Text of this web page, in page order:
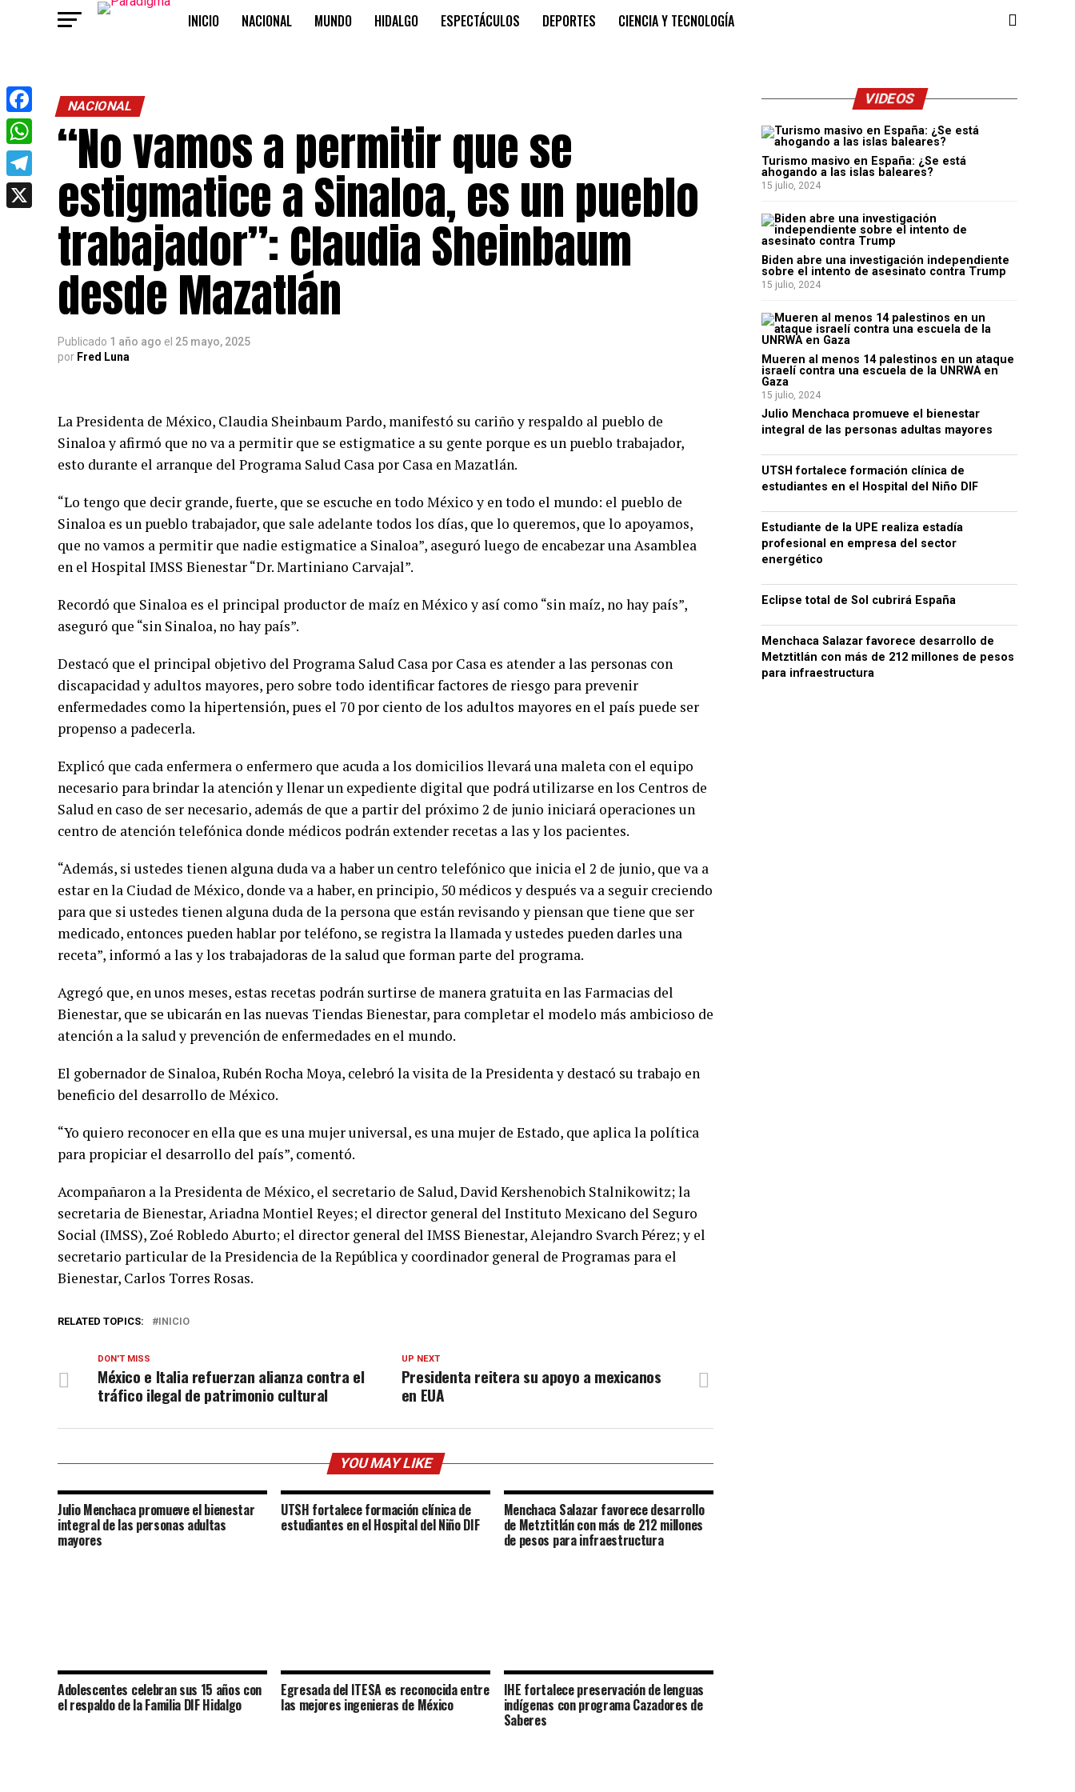
INICIO NACIONAL MUNDO HIDALGO ESPECTÁCULOS DEPORTES CIENCIA Y TECNOLOGÍA
NACIONAL
“No vamos a permitir que se
estigmatice a Sinaloa, es un pueblo
trabajador”: Claudia Sheinbaum
desde Mazatlán
Publicado 1 año ago el 25 mayo, 2025
por Fred Luna
La Presidenta de México, Claudia Sheinbaum Pardo, manifestó su cariño y respaldo al pueblo de
Sinaloa y afirmó que no va a permitir que se estigmatice a su gente porque es un pueblo trabajador,
esto durante el arranque del Programa Salud Casa por Casa en Mazatlán.
“Lo tengo que decir grande, fuerte, que se escuche en todo México y en todo el mundo: el pueblo de
Sinaloa es un pueblo trabajador, que sale adelante todos los días, que lo queremos, que lo apoyamos,
que no vamos a permitir que nadie estigmatice a Sinaloa”, aseguró luego de encabezar una Asamblea
en el Hospital IMSS Bienestar “Dr. Martiniano Carvajal”.
Recordó que Sinaloa es el principal productor de maíz en México y así como “sin maíz, no hay país”,
aseguró que “sin Sinaloa, no hay país”.
Destacó que el principal objetivo del Programa Salud Casa por Casa es atender a las personas con
discapacidad y adultos mayores, pero sobre todo identificar factores de riesgo para prevenir
enfermedades como la hipertensión, pues el 70 por ciento de los adultos mayores en el país puede ser
propenso a padecerla.
Explicó que cada enfermera o enfermero que acuda a los domicilios llevará una maleta con el equipo
necesario para brindar la atención y llenar un expediente digital que podrá utilizarse en los Centros de
Salud en caso de ser necesario, además de que a partir del próximo 2 de junio iniciará operaciones un
centro de atención telefónica donde médicos podrán extender recetas a las y los pacientes.
“Además, si ustedes tienen alguna duda va a haber un centro telefónico que inicia el 2 de junio, que va a
estar en la Ciudad de México, donde va a haber, en principio, 50 médicos y después va a seguir creciendo
para que si ustedes tienen alguna duda de la persona que están revisando y piensan que tiene que ser
medicado, entonces pueden hablar por teléfono, se registra la llamada y ustedes pueden darles una
receta”, informó a las y los trabajadoras de la salud que forman parte del programa.
Agregó que, en unos meses, estas recetas podrán surtirse de manera gratuita en las Farmacias del
Bienestar, que se ubicarán en las nuevas Tiendas Bienestar, para completar el modelo más ambicioso de
atención a la salud y prevención de enfermedades en el mundo.
El gobernador de Sinaloa, Rubén Rocha Moya, celebró la visita de la Presidenta y destacó su trabajo en
beneficio del desarrollo de México.
“Yo quiero reconocer en ella que es una mujer universal, es una mujer de Estado, que aplica la política
para propiciar el desarrollo del país”, comentó.
Acompañaron a la Presidenta de México, el secretario de Salud, David Kershenobich Stalnikowitz; la
secretaria de Bienestar, Ariadna Montiel Reyes; el director general del Instituto Mexicano del Seguro
Social (IMSS), Zoé Robledo Aburto; el director general del IMSS Bienestar, Alejandro Svarch Pérez; y el
secretario particular de la Presidencia de la República y coordinador general de Programas para el
Bienestar, Carlos Torres Rosas.
RELATED TOPICS: INICIO
UP NEXT
Presidenta reitera su apoyo a mexicanos
en EUA
DON'T MISS
México e Italia refuerzan alianza contra el
tráfico ilegal de patrimonio cultural
YOU MAY LIKE
Julio Menchaca promueve el bienestar
integral de las personas adultas
mayores
UTSH fortalece formación clínica de
estudiantes en el Hospital del Niño DIF
Menchaca Salazar favorece desarrollo
de Metztitlán con más de 212 millones
de pesos para infraestructura
Adolescentes celebran sus 15 años con
el respaldo de la Familia DIF Hidalgo
Egresada del ITESA es reconocida entre
las mejores ingenieras de México
IHE fortalece preservación de lenguas
indígenas con programa Cazadores de
Saberes
VIDEOS
Turismo masivo en España: ¿Se está
ahogando a las islas baleares?
15 julio, 2024
Biden abre una investigación independiente
sobre el intento de asesinato contra Trump
15 julio, 2024
Mueren al menos 14 palestinos en un ataque
israelí contra una escuela de la UNRWA en
Gaza
15 julio, 2024
Julio Menchaca promueve el bienestar
integral de las personas adultas mayores
UTSH fortalece formación clínica de
estudiantes en el Hospital del Niño DIF
Estudiante de la UPE realiza estadía
profesional en empresa del sector
energético
Eclipse total de Sol cubrirá España
Menchaca Salazar favorece desarrollo de
Metztitlán con más de 212 millones de pesos
para infraestructura
Facebook
WhatsApp
Telegram